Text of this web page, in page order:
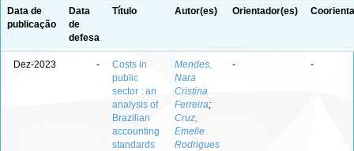
Data de
publicação
Data
de
defesa
Título Autor(es) Orientador(es)
Dez-2023 -
Costs in
public
sector : an
analysis of
Brazilian
accounting
standards
Mendes,
Nara
Cristina
Ferreira;
Cruz,
Emelle
Rodrigues
- -